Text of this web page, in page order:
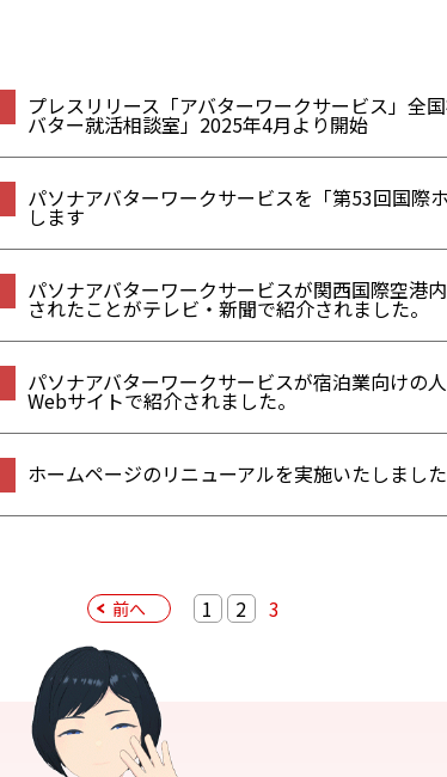
プレスリリース「アバターワークサービス」全
バター就活相談室」2025年4月より開始
パソナアバターワークサービスを「第53回国際
します
パソナアバターワークサービスが関西国際空港
されたことがテレビ・新聞で紹介されました。
パソナアバターワークサービスが宿泊業向けの
Webサイトで紹介されました。
ホームページのリニューアルを実施いたしまし
前へ 1 2 3